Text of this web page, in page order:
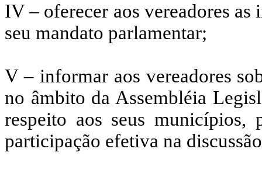
IV – oferecer aos vereadores
seu mandato parlamentar;
V – informar aos vereadores
no âmbito da Assembléia
respeito aos seus municípios,
participação efetiva na